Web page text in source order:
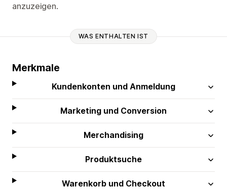
anzuzeigen.
WAS ENTHALTEN IST
Merkmale
Kundenkonten und Anmeldung
Marketing und Conversion
Merchandising
Produktsuche
Warenkorb und Checkout